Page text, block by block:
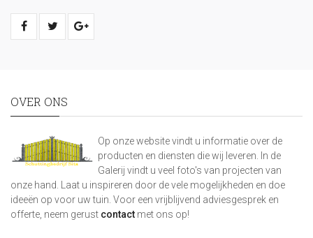
OVER ONS
Op onze website vindt u informatie over de
producten en diensten die wij leveren. In de
Galerij vindt u veel foto's van projecten van
onze hand. Laat u inspireren door de vele mogelijkheden en doe
ideeën op voor uw tuin. Voor een vrijblijvend adviesgesprek en
offerte, neem gerust contact met ons op!